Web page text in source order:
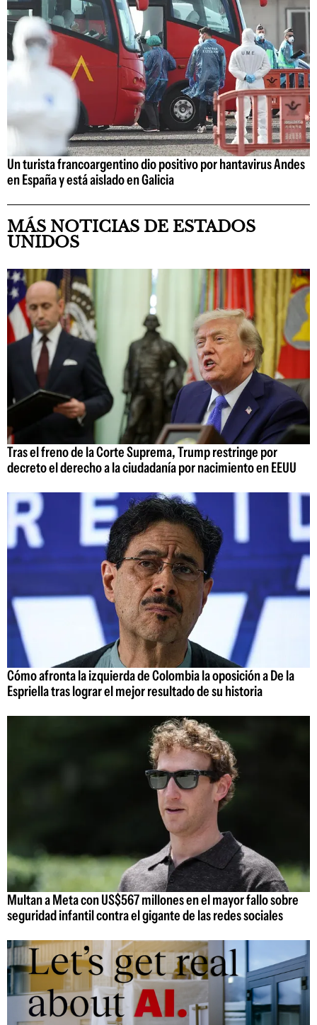
Un turista francoargentino dio positivo por hantavirus Andes
en España y está aislado en Galicia
MÁS NOTICIAS DE ESTADOS
UNIDOS
Tras el freno de la Corte Suprema, Trump restringe por
decreto el derecho a la ciudadanía por nacimiento en EEUU
Cómo afronta la izquierda de Colombia la oposición a De la
Espriella tras lograr el mejor resultado de su historia
Multan a Meta con US$567 millones en el mayor fallo sobre
seguridad infantil contra el gigante de las redes sociales